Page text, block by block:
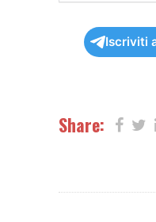
Iscriviti
Share: